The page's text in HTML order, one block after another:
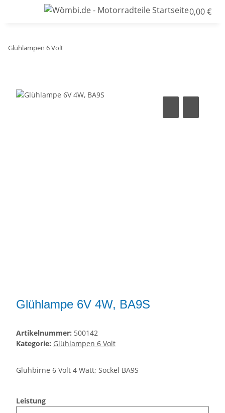
0,00 €
Glühlampen 6 Volt
Glühlampe 6V 4W, BA9S
Artikelnummer: 500142
Kategorie: Glühlampen 6 Volt
Glühbirne 6 Volt 4 Watt; Sockel BA9S
Leistung